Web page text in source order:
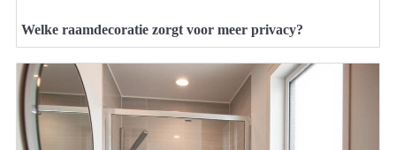
Welke raamdecoratie zorgt voor meer privacy?